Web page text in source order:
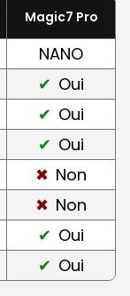
Magic7 Pro
NANO
Oui
Oui
Oui
Non
Non
Oui
Oui